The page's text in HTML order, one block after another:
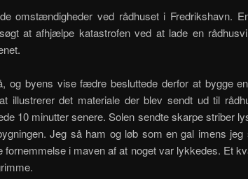
omstændigheder ved rådhuset i Fredrikshavn.
at afhjælpe katastrofen ved at lade en
og byens vise fædre besluttede derfor at bygge
illustrerer det materiale der blev sendt ud til
10 minutter senere. Solen sendte skarpe striber
Jeg så ham og løb som en gal imens jeg
fornemmelse i maven af at noget var lykkedes. Et